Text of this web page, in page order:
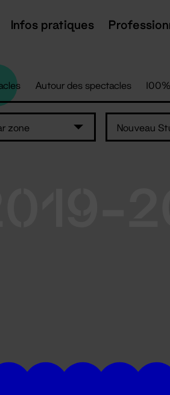
Infos pratiques
Autour des spectacles
zone